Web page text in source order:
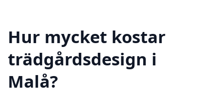
Hur mycket kostar
trädgårdsdesign i
Malå?